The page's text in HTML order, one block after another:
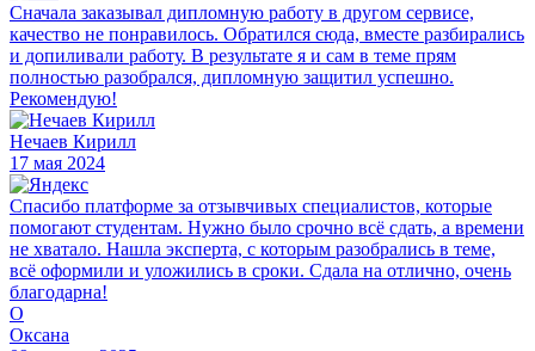
Сначала заказывал дипломную работу в другом сервисе,
качество не понравилось. Обратился сюда, вместе разбирались
и допиливали работу. В результате я и сам в теме прям
полностью разобрался, дипломную защитил успешно.
Рекомендую!
Нечаев Кирилл
17 мая 2024
Спасибо платформе за отзывчивых специалистов, которые
помогают студентам. Нужно было срочно всё сдать, а времени
не хватало. Нашла эксперта, с которым разобрались в теме,
всё оформили и уложились в сроки. Сдала на отлично, очень
благодарна!
О
Оксана